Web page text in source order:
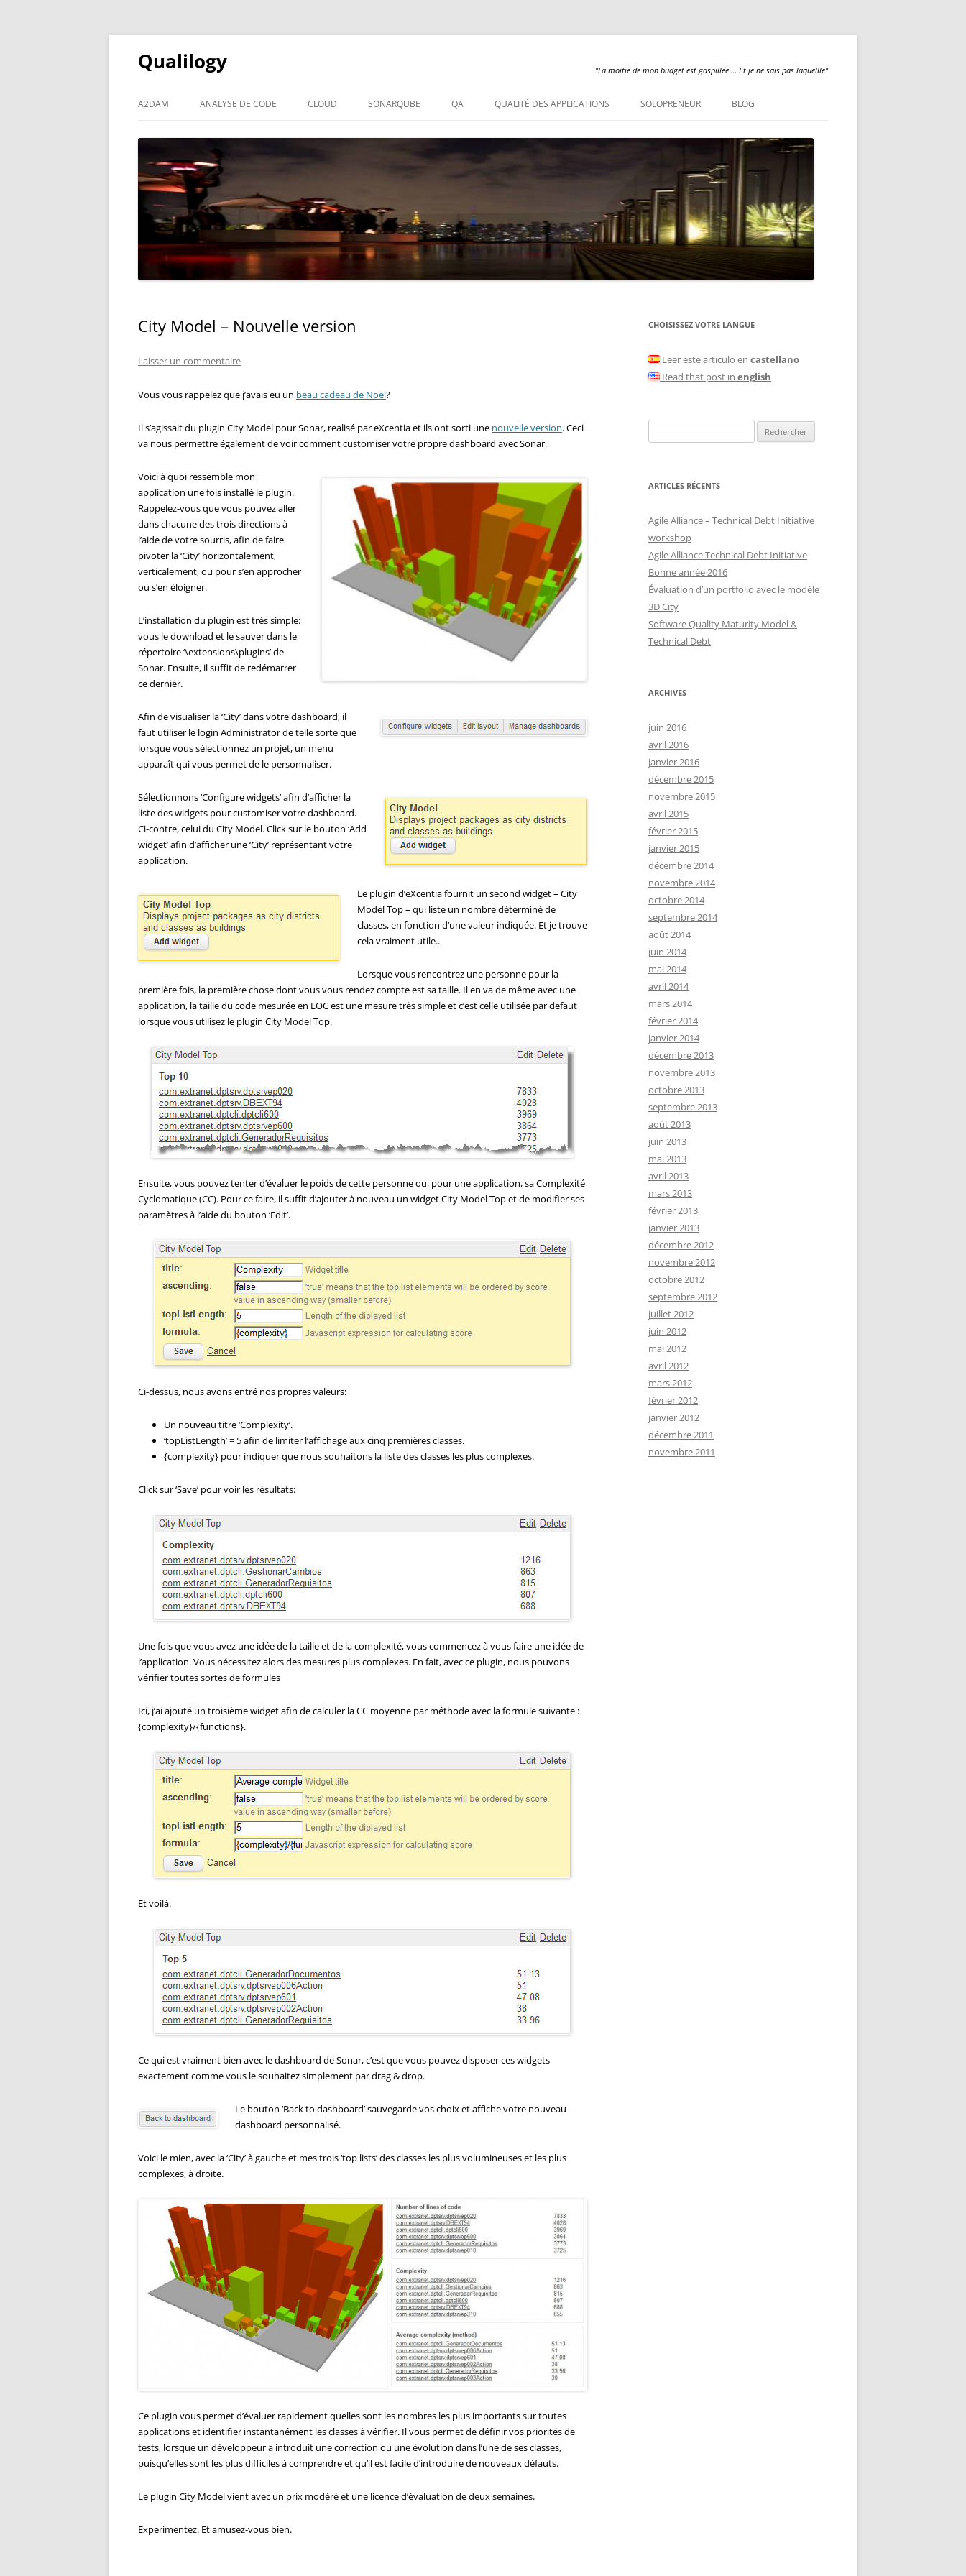
Qualilogy "La moitié de mon budget est gaspillée … Et je ne sais pas laquellle"
contenu
A2DAM ANALYSE DE CODE CLOUD SONARQUBE
SONARQUBE – COBOL
SONARQUBE – PL/SQL
QA QUALITÉ DES APPLICATIONS SOLOPRENEUR BLOG
City Model – Nouvelle version
Laisser un commentaire
Vous vous rappelez que j’avais eu un beau cadeau de Noël?
Il s’agissait du plugin City Model pour Sonar, realisé par eXcentia et ils ont sorti une nouvelle version. Ceci
va nous permettre également de voir comment customiser votre propre dashboard avec Sonar.
Voici à quoi ressemble mon
application une fois installé le plugin.
Rappelez-vous que vous pouvez aller
dans chacune des trois directions à
l’aide de votre sourris, afin de faire
pivoter la ‘City’ horizontalement,
verticalement, ou pour s’en approcher
ou s’en éloigner.
L’installation du plugin est très simple:
vous le download et le sauver dans le
répertoire ‘\extensions\plugins’ de
Sonar. Ensuite, il suffit de redémarrer
ce dernier.
Afin de visualiser la ‘City’ dans votre dashboard, il
faut utiliser le login Administrator de telle sorte que
lorsque vous sélectionnez un projet, un menu
apparaît qui vous permet de le personnaliser.
Sélectionnons ‘Configure widgets’ afin d’afficher la
liste des widgets pour customiser votre dashboard.
Ci-contre, celui du City Model. Click sur le bouton ‘Add
widget’ afin d’afficher une ‘City’ représentant votre
application.
Le plugin d’eXcentia fournit un second widget – City
Model Top – qui liste un nombre déterminé de
classes, en fonction d’une valeur indiquée. Et je trouve
cela vraiment utile..
Lorsque vous rencontrez une personne pour la
première fois, la première chose dont vous vous rendez compte est sa taille. Il en va de même avec une
application, la taille du code mesurée en LOC est une mesure très simple et c’est celle utilisée par defaut
lorsque vous utilisez le plugin City Model Top.
Ensuite, vous pouvez tenter d’évaluer le poids de cette personne ou, pour une application, sa Complexité
Cyclomatique (CC). Pour ce faire, il suffit d’ajouter à nouveau un widget City Model Top et de modifier ses
paramètres à l’aide du bouton ‘Edit’.
Ci-dessus, nous avons entré nos propres valeurs:
Un nouveau titre ‘Complexity’.
‘topListLength’ = 5 afin de limiter l’affichage aux cinq premières classes.
{complexity} pour indiquer que nous souhaitons la liste des classes les plus complexes.
Click sur ‘Save’ pour voir les résultats:
Une fois que vous avez une idée de la taille et de la complexité, vous commencez à vous faire une idée de
l’application. Vous nécessitez alors des mesures plus complexes. En fait, avec ce plugin, nous pouvons
vérifier toutes sortes de formules
Ici, j’ai ajouté un troisième widget afin de calculer la CC moyenne par méthode avec la formule suivante :
{complexity}/{functions}.
Et voilá.
Ce qui est vraiment bien avec le dashboard de Sonar, c’est que vous pouvez disposer ces widgets
exactement comme vous le souhaitez simplement par drag & drop.
Le bouton ‘Back to dashboard’ sauvegarde vos choix et affiche votre nouveau
dashboard personnalisé.
Voici le mien, avec la ‘City’ à gauche et mes trois ‘top lists’ des classes les plus volumineuses et les plus
complexes, à droite.
Ce plugin vous permet d’évaluer rapidement quelles sont les nombres les plus importants sur toutes
applications et identifier instantanément les classes à vérifier. Il vous permet de définir vos priorités de
tests, lorsque un développeur a introduit une correction ou une évolution dans l’une de ses classes,
puisqu’elles sont les plus difficiles á comprendre et qu’il est facile d’introduire de nouveaux défauts.
Le plugin City Model vient avec un prix modéré et une licence d’évaluation de deux semaines.
Experimentez. Et amusez-vous bien.
CHOISISSEZ VOTRE LANGUE
Leer este articulo en castellano
Read that post in english
ARTICLES RÉCENTS
Agile Alliance – Technical Debt Initiative
workshop
Agile Alliance Technical Debt Initiative
Bonne année 2016
Évaluation d’un portfolio avec le modèle
3D City
Software Quality Maturity Model &
Technical Debt
ARCHIVES
juin 2016
avril 2016
janvier 2016
décembre 2015
novembre 2015
avril 2015
février 2015
janvier 2015
décembre 2014
novembre 2014
octobre 2014
septembre 2014
août 2014
juin 2014
mai 2014
avril 2014
mars 2014
février 2014
janvier 2014
décembre 2013
novembre 2013
octobre 2013
septembre 2013
août 2013
juin 2013
mai 2013
avril 2013
mars 2013
février 2013
janvier 2013
décembre 2012
novembre 2012
octobre 2012
septembre 2012
juillet 2012
juin 2012
mai 2012
avril 2012
mars 2012
février 2012
janvier 2012
décembre 2011
novembre 2011